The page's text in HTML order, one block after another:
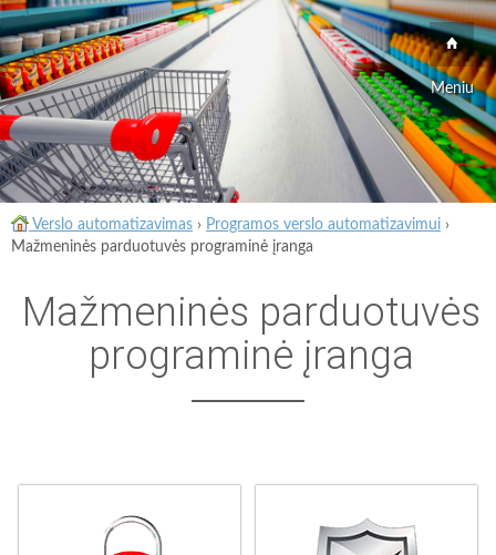
Meniu
Verslo automatizavimas › Programos verslo automatizavimui ›
Mažmeninės parduotuvės programinė įranga
Mažmeninės parduotuvės
programinė įranga